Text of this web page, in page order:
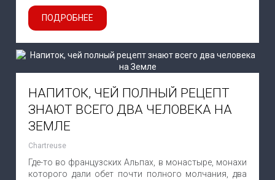
ПОДРОБНЕЕ
НАПИТОК, ЧЕЙ ПОЛНЫЙ РЕЦЕПТ
ЗНАЮТ ВСЕГО ДВА ЧЕЛОВЕКА НА
ЗЕМЛЕ
Chartreuse
Где-то во французских Альпах, в монастыре, монахи
которого дали обет почти полного молчания, два